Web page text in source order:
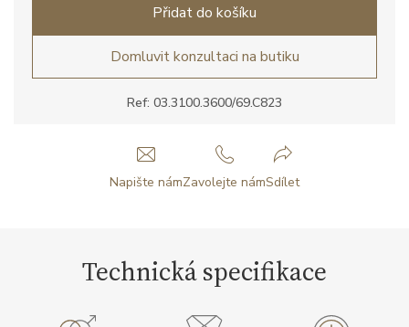
Ref: 03.3100.3600/69.C823
Přidat do košíku
Domluvit konzultaci na butiku
Napište námZavolejte námSdílet
Technická specifikace